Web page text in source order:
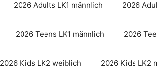
2026 Adults LK1 männlich 2026
2026 Teens LK1 männlich 2026
2026 Kids LK2 weiblich 2026 Kids LK2